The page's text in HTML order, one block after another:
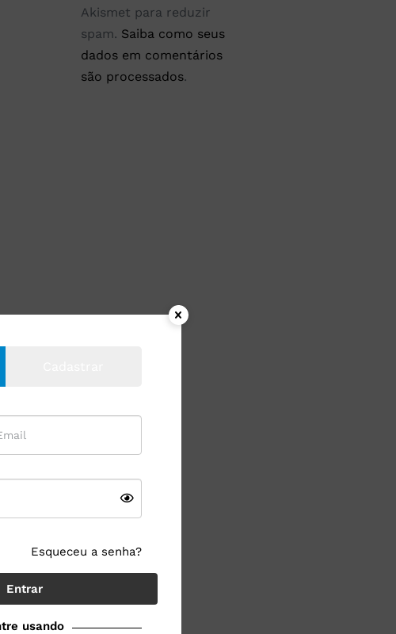
Akismet para reduzir
spam. Saiba como seus
dados em comentários
são processados.
Esqueceu a senha?
Entrar
usando